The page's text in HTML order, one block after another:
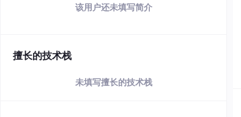
该用户还未填写简介
擅长的技术栈
未填写擅长的技术栈